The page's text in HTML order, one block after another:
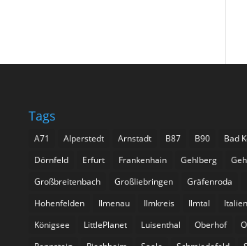
Tags
A71 Alperstedt Arnstadt B87 B90 Bad
Dörnfeld
Erfurt Frankenhain Gehlberg
Großbreitenbach
Großliebringen Gräfenroda
Hohenfelden
Ilmenau Ilmkreis Ilmtal Italien
Königsee
LittlePlanet Luisenthal Oberhof